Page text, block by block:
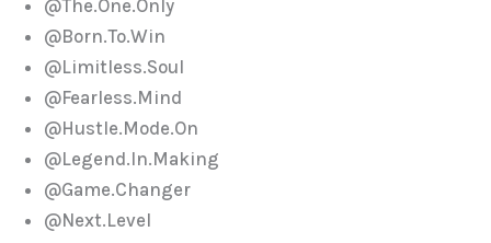
@The.One.Only
@Born.To.Win
@Limitless.Soul
@Fearless.Mind
@Hustle.Mode.On
@Legend.In.Making
@Game.Changer
@Next.Level